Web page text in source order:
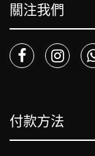
關注我們
付款方法